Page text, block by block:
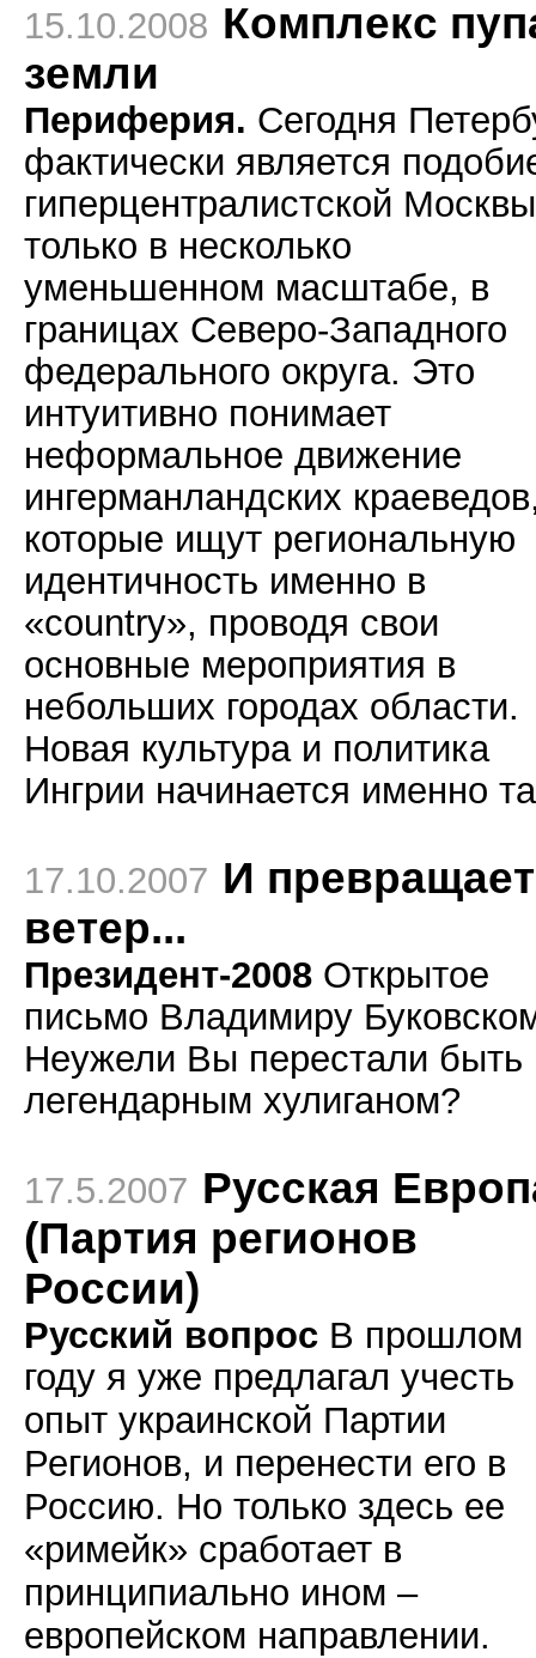
15.10.2008 Комплекс
земли
Периферия. Сегодня
фактически является
гиперцентралистской
только в несколько
уменьшенном масштабе, в
границах Северо-Западного
федерального округа. Это
интуитивно понимает
неформальное движение
ингерманландских
которые ищут региональную
идентичность именно в
«country», проводя свои
основные мероприятия в
небольших городах области.
Новая культура и политика
Ингрии начинается именно
17.10.2007 И
ветер...
Президент-2008 Открытое
письмо Владимиру
Неужели Вы перестали быть
легендарным хулиганом?
17.5.2007 Русская
(Партия регионов
России)
Русский вопрос В прошлом
году я уже предлагал учесть
опыт украинской Партии
Регионов, и перенести его в
Россию. Но только здесь ее
«римейк» сработает в
принципиально ином –
европейском направлении.